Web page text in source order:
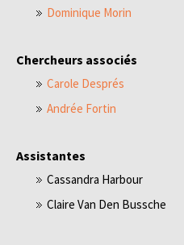
Dominique Morin
Chercheurs associés
Carole Després
Andrée Fortin
Assistantes
Cassandra Harbour
Claire Van Den Bussche